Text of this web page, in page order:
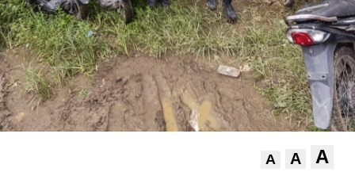
A A A